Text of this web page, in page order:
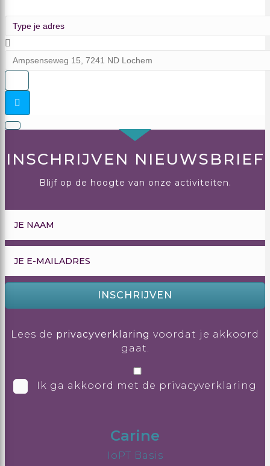
Address - Opstellingen []
Destination Address - Opstellingen []
INSCHRIJVEN NIEUWSBRIEF
Blijf op de hoogte van onze activiteiten.
INSCHRIJVEN
Lees de privacyverklaring voordat je akkoord
gaat.
Ik ga akkoord met de privacyverklaring
Carine
IoPT Basis